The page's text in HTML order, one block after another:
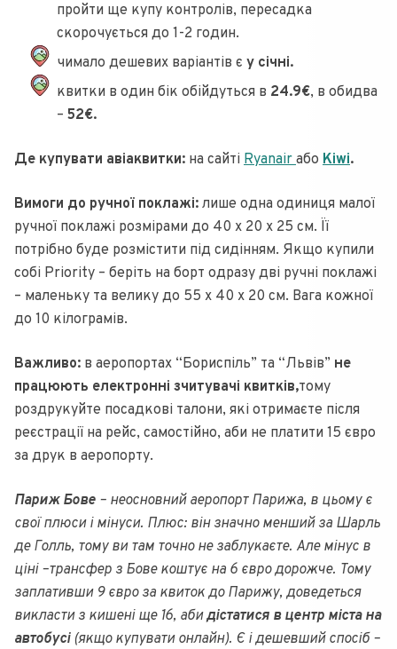
пройти ще купу контролів, пересадка
скорочується до 1-2 годин.
чимало дешевих варіантів є у січні.
квитки в один бік обійдуться в 24.9€, в обидва
– 52€.
Де купувати авіаквитки: на сайті Ryanair або Kiwi.
Вимоги до ручної поклажі: лише одна одиниця малої
ручної поклажі розмірами до 40 х 20 х 25 см. Її
потрібно буде розмістити під сидінням. Якщо купили
собі Priority – беріть на борт одразу дві ручні поклажі
– маленьку та велику до 55 x 40 x 20 см. Вага кожної
до 10 кілограмів.
Важливо: в аеропортах “Бориспіль” та “Львів” не
працюють електронні зчитувачі квитків,тому
роздрукуйте посадкові талони, які отримаєте після
реєстрації на рейс, самостійно, аби не платити 15 євро
за друк в аеропорту.
Париж Бове – неосновний аеропорт Парижа, в цьому є
свої плюси і мінуси. Плюс: він значно менший за Шарль
де Голль, тому ви там точно не заблукаєте. Але мінус в
ціні –трансфер з Бове коштує на 6 євро дорожче. Тому
заплативши 9 євро за квиток до Парижу, доведеться
викласти з кишені ще 16, абидістатися в центр міста на
автобусі(якщо купувати онлайн). Є і дешевший спосіб –